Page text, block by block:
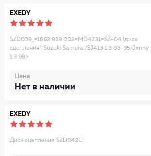
EXEDY
SZD039_=1862 939 002=MD4231=SZ-04 !диск
сцепления\ Suzuki Samurai/SJ413 1.3 83-95/Jimny
1.3 98>
Цена
Нет в наличии
EXEDY
Диск сцепления SZD042U